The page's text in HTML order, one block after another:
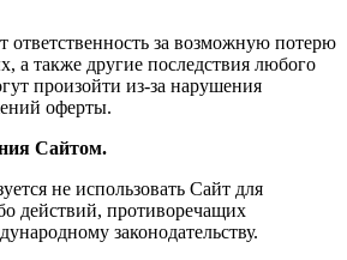
ответственность за возможную потерю
а также другие последствия любого
произойти из-за нарушения
оферты.
Сайтом.
не использовать Сайт для
действий, противоречащих
законодательству.